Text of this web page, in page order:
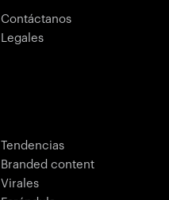
Contáctanos
Legales
Tendencias
Branded content
Virales